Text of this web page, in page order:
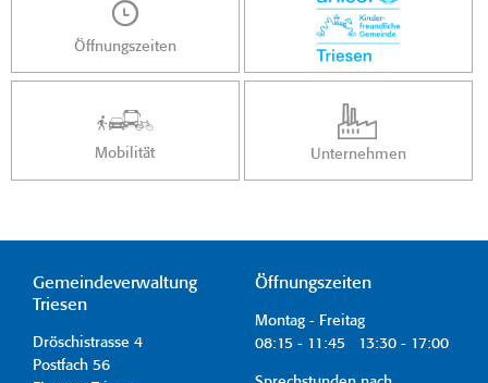
Öffnungszeiten
Mobilität Unternehmen
Gemeindeverwaltung
Triesen
Dröschistrasse 4
Postfach 56
Öffnungszeiten
Montag - Freitag
08:15 - 11:45 13:30 - 17:00